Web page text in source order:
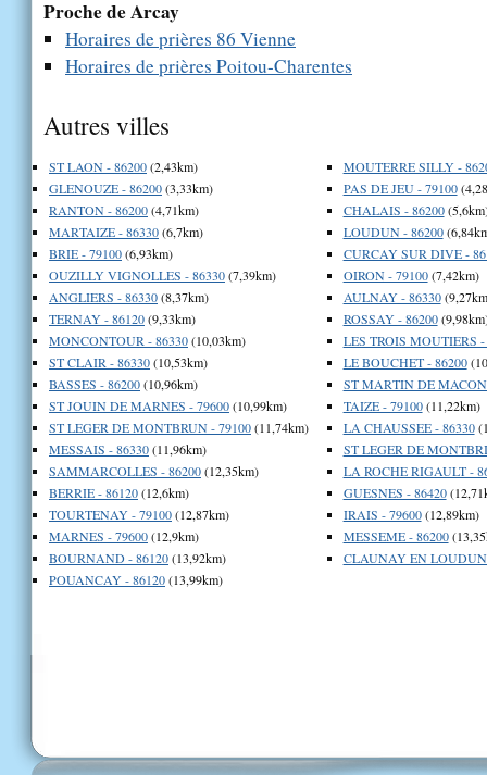
Proche de Arcay
Horaires de prières 86 Vienne
Horaires de prières Poitou-Charentes
Autres villes
ST LAON - 86200(2,43km)
GLENOUZE - 86200(3,33km)
RANTON - 86200(4,71km)
MARTAIZE - 86330(6,7km)
BRIE - 79100(6,93km)
OUZILLY VIGNOLLES - 86330(7,39km)
ANGLIERS - 86330(8,37km)
TERNAY - 86120(9,33km)
MONCONTOUR - 86330(10,03km)
ST CLAIR - 86330(10,53km)
BASSES - 86200(10,96km)
ST JOUIN DE MARNES - 79600(10,99km)
ST LEGER DE MONTBRUN - 79100(11,74km)
MESSAIS - 86330(11,96km)
SAMMARCOLLES - 86200(12,35km)
BERRIE - 86120(12,6km)
TOURTENAY - 79100(12,87km)
MARNES - 79600(12,9km)
BOURNAND - 86120(13,92km)
POUANCAY - 86120(13,99km)
MOUTERRE SILLY -
PAS DE JEU - 79100
CHALAIS - 86200
LOUDUN - 86200
CURCAY SUR DIVE -
OIRON - 79100(7,42km)
AULNAY - 86330
ROSSAY - 86200
LES TROIS MOUTIERS -
LE BOUCHET - 86200
ST MARTIN DE
TAIZE - 79100(11,22km)
LA CHAUSSEE - 86330
ST LEGER DE
LA ROCHE RIGAULT -
GUESNES - 86420
IRAIS - 79600(12,89km)
MESSEME - 86200
CLAUNAY EN LOUDUN